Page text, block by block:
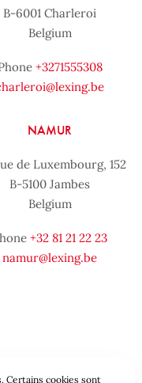
B-6001 Charleroi
Belgium
+3271555308
NAMUR
de Luxembourg, 152
B-5100 Jambes
Belgium
+32 81 21 22 23
namur@lexing.be
Certains cookies sont